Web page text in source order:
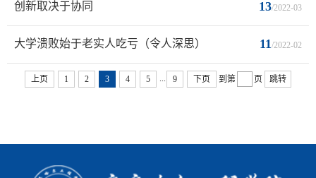
13/2022-03
创新取决于协同
11/2022-02
大学溃败始于老实人吃亏（令人深思）
上页 1 2 3 4 5 ... 9 下页 到第 页 跳转